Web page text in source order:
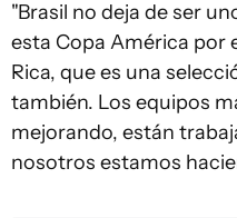
"Brasil no deja de ser
esta Copa América por
Rica, que es una
también. Los equipos
mejorando, están
nosotros estamos